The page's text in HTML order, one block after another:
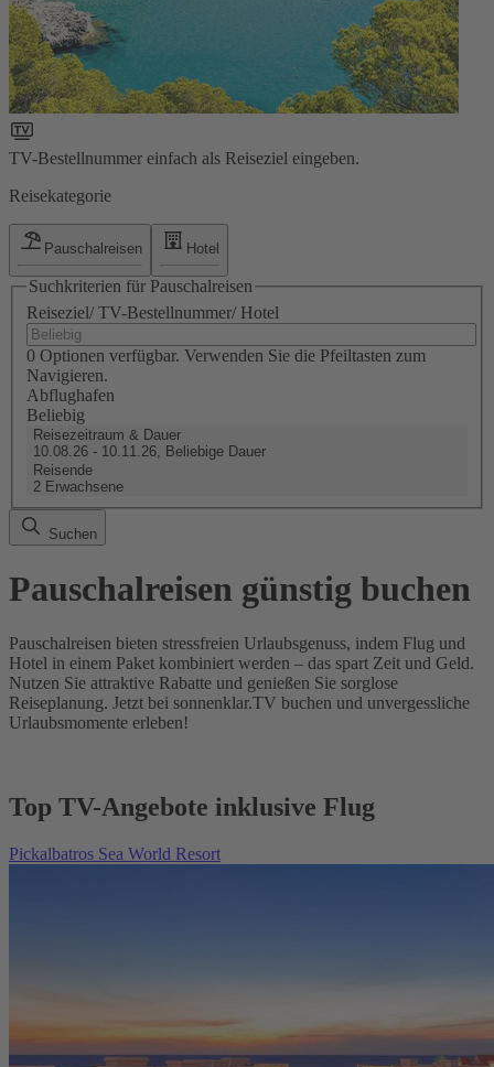
TV-Bestellnummer einfach als Reiseziel eingeben.
Reisekategorie
Pauschalreisen Hotel
Suchkriterien für Pauschalreisen
Reiseziel/ TV-Bestellnummer/ Hotel
0 Optionen verfügbar. Verwenden Sie die Pfeiltasten zum
Navigieren.
Abflughafen
Beliebig
Reisezeitraum & Dauer
10.08.26 - 10.11.26, Beliebige Dauer
Reisende
2 Erwachsene
Suchen
Pauschalreisen günstig buchen
Pauschalreisen bieten stressfreien Urlaubsgenuss, indem Flug und
Hotel in einem Paket kombiniert werden – das spart Zeit und Geld.
Nutzen Sie attraktive Rabatte und genießen Sie sorglose
Reiseplanung. Jetzt bei sonnenklar.TV buchen und unvergessliche
Urlaubsmomente erleben!
Top TV-Angebote inklusive Flug
Pickalbatros Sea World Resort